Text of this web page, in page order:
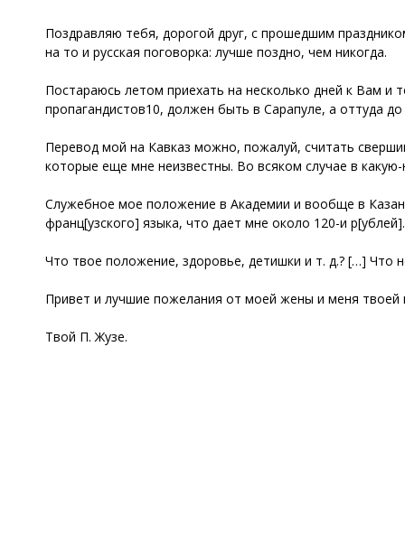
Поздравляю тебя, дорогой друг, с прошедшим
на то и русская поговорка: лучше поздно, чем никогда.
Постараюсь летом приехать на несколько дней к Вам и
пропагандистов10, должен быть в Сарапуле, а оттуда
Перевод мой на Кавказ можно, пожалуй, считать
которые еще мне неизвестны. Во всяком случае в
Служебное мое положение в Академии и вообще в
франц[узского] языка, что дает мне около 120-и р[ублей].
Что твое положение, здоровье, детишки и т. д.? […] Что
Привет и лучшие пожелания от моей жены и меня твоей
Твой П. Жузе.